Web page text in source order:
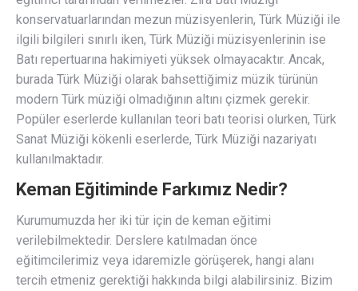
konservatuarlarından mezun müzisyenlerin, Türk Müziği ile
ilgili bilgileri sınırlı iken, Türk Müziği müzisyenlerinin ise
Batı repertuarına hakimiyeti yüksek olmayacaktır. Ancak,
burada Türk Müziği olarak bahsettiğimiz müzik türünün
modern Türk müziği olmadığının altını çizmek gerekir.
Popüler eserlerde kullanılan teori batı teorisi olurken, Türk
Sanat Müziği kökenli eserlerde, Türk Müziği nazariyatı
kullanılmaktadır.
Keman Eğitiminde Farkımız Nedir?
Kurumumuzda her iki tür için de keman eğitimi
verilebilmektedir. Derslere katılmadan önce
eğitimcilerimiz veya idaremizle görüşerek, hangi alanı
tercih etmeniz gerektiği hakkında bilgi alabilirsiniz. Bizim